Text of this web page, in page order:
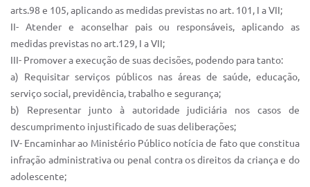
arts.98 e 105, aplicando as medidas previstas no art. 101, I a VII;
II- Atender e aconselhar pais ou responsáveis, aplicando as
medidas previstas no art.129, I a VII;
III- Promover a execução de suas decisões, podendo para tanto:
a) Requisitar serviços públicos nas áreas de saúde, educação,
serviço social, previdência, trabalho e segurança;
b) Representar junto à autoridade judiciária nos casos de
descumprimento injustificado de suas deliberações;
IV- Encaminhar ao Ministério Público notícia de fato que constitua
infração administrativa ou penal contra os direitos da criança e do
adolescente;